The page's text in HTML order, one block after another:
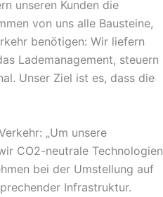
unseren Kunden die
von uns alle Bausteine,
benötigen: Wir liefern
Lademanagement, steuern
Unser Ziel ist es, dass die
„Um unsere
CO2-neutrale Technologien
bei der Umstellung auf
Infrastruktur.